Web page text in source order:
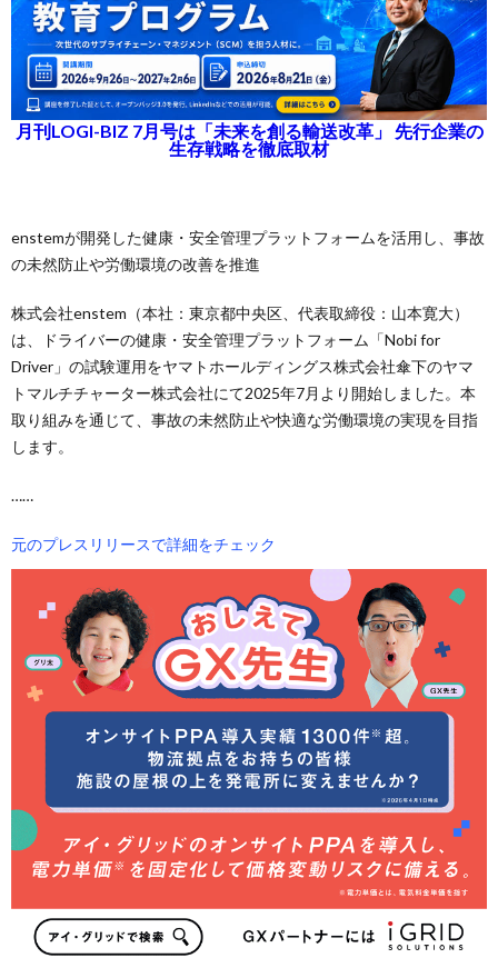
月刊LOGI-BIZ 7月号は「未来を創る輸送改革」 先行企業の
生存戦略を徹底取材
enstemが開発した健康・安全管理プラットフォームを活用し、事故
の未然防止や労働環境の改善を推進
株式会社enstem（本社：東京都中央区、代表取締役：山本寛大）
は、ドライバーの健康・安全管理プラットフォーム「Nobi for
Driver」の試験運用をヤマトホールディングス株式会社傘下のヤマ
トマルチチャーター株式会社にて2025年7月より開始しました。本
取り組みを通じて、事故の未然防止や快適な労働環境の実現を目指
します。
……
元のプレスリリースで詳細をチェック